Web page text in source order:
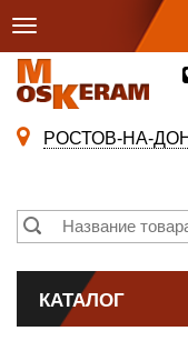
РОСТОВ-НА-
КАТАЛОГ